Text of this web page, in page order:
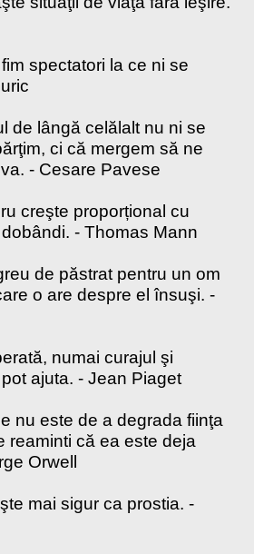
spectatori la ce ni se
de lângă celălalt nu ni se
ci că mergem să ne
- Cesare Pavese
creşte proporțional cu
- Thomas Mann
de păstrat pentru un om
o are despre el însuşi. -
numai curajul şi
ajuta. - Jean Piaget
nu este de a degrada fiinţa
reaminti că ea este deja
Orwell
mai sigur ca prostia. -